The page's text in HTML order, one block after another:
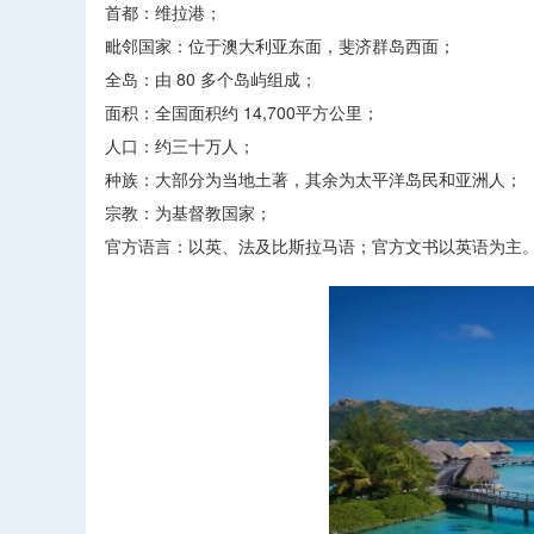
首都：维拉港；
毗邻国家：位于澳大利亚东面，斐济群岛西面；
全岛：由 80 多个岛屿组成；
面积：全国面积约 14,700平方公里；
人口：约三十万人；
种族：大部分为当地土著，其余为太平洋岛民和亚洲人；
宗教：为基督教国家；
官方语言：以英、法及比斯拉马语；官方文书以英语为主